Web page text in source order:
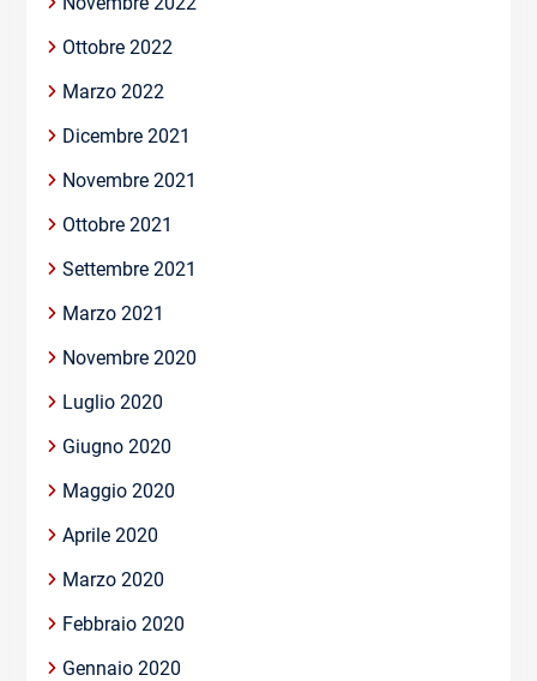
Ottobre 2022
Marzo 2022
Dicembre 2021
Novembre 2021
Ottobre 2021
Settembre 2021
Marzo 2021
Novembre 2020
Luglio 2020
Giugno 2020
Maggio 2020
Aprile 2020
Marzo 2020
Febbraio 2020
Gennaio 2020